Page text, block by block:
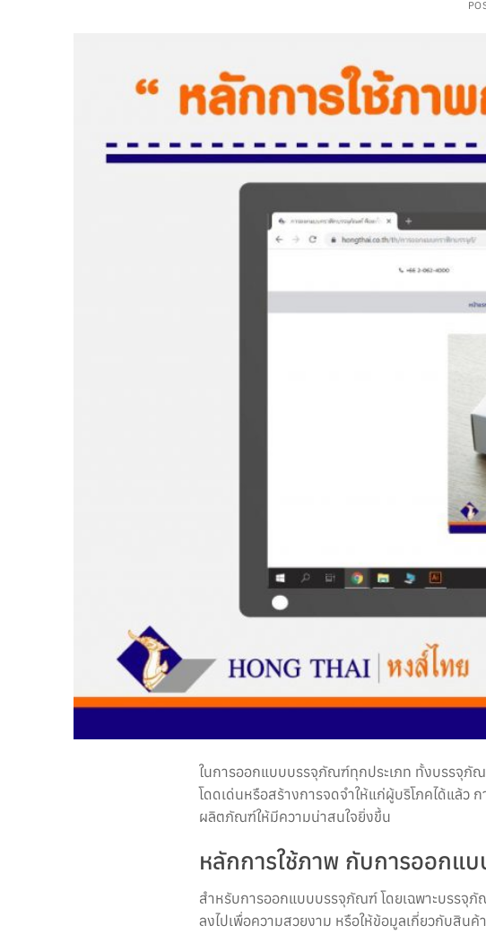
ในการออกแบบบรรจุภัณฑ์ทุกประเภท ทั้งบรรจุภั
โดดเด่นหรือสร้างการจดจำให้แก่ผู้บริโภคได้แล้
ผลิตภัณฑ์ให้มีความน่าสนใจยิ่งขึ้น
หลักการใช้ภาพ กับการออกแ
สำหรับการออกแบบบรรจุภัณฑ์ โดยเฉพาะบรรจุ
ลงไปเพื่อความสวยงาม หรือให้ข้อมูลเกี่ยวกับสิน